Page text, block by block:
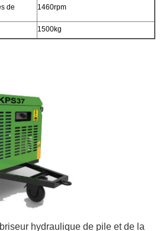
de
1460rpm
1500kg
hydraulique de pile et de la